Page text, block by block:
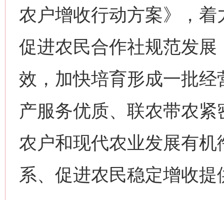
农户增收行动方案》，
促进农民合作社规范发
效，加快培育形成一批
产服务优质、联农带农
农户和现代农业发展有
系、促进农民稳定增收提